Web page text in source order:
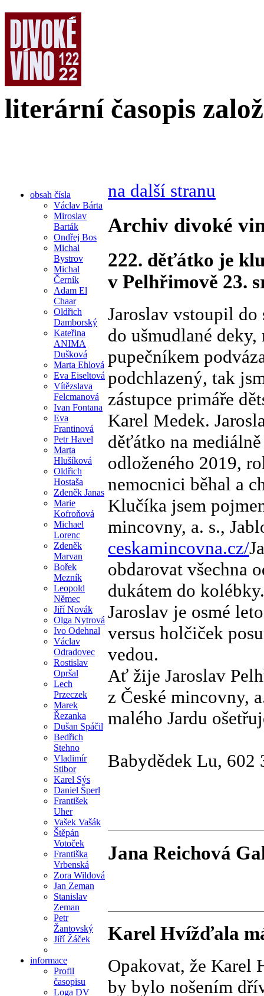
literární časopis
obsah čísla
Václav Bárta
Miroslav
Barták
Ondřej Bos
Michal
Bystrov
Michal
Černík
Adam El
Chaar
Oldřich
Damborský
Kateřina
ANIMA
Dušková
Marta Ehlová
Eva Eiseltová
Vítězslava
Felcmanová
Ivan Fontana
Eva
Frantinová
Petr Havel
Marta
Hlušíková
Oldřich
Hostaša
Zdeněk Janas
Marie
Kofroňová
Michael
Lorenc
Zdeněk
Marvan
Bořek
Mezník
Leopold
Němec
Jiří Novák
Olga Nytrová
Ivo Odehnal
Václav
Odradovec
Rostislav
Opršal
Lech
Przeczek
Marek
Řezanka
Dušan Spáčil
Bedřich
Stehno
Vladimír
Stibor
Karel Sýs
Daniel Šperl
František
Uher
Vašek Vašák
Štěpán
Votoček
Františka
Vrbenská
Zora Wildová
Jan Zeman
Stanislav
Zeman
Petr
Žantovský
Jiří Žáček
informace
Profil
časopisu
Loga DV
na další stranu
Archiv divoké
222. děťátko je
v Pelhřimově 23.
Jaroslav vstoupil do
do ušmudlané
pupečníkem
podchlazený, tak
zástupce primáře
Karel Medek.
děťátko na
odloženého 2019,
nemocnici běhal a
Klučíka jsem
mincovny, a. s.,
ceskamincovna.cz/
obdarovat všechna
dukátem do kolébky.
Jaroslav je osmé
versus holčiček
vedou.
Ať žije Jaroslav
z České mincovny,
malého Jardu
Babydědek Lu, 602
Jana Reichová
Karel Hvížďala
Opakovat, že Karel
by bylo nošením